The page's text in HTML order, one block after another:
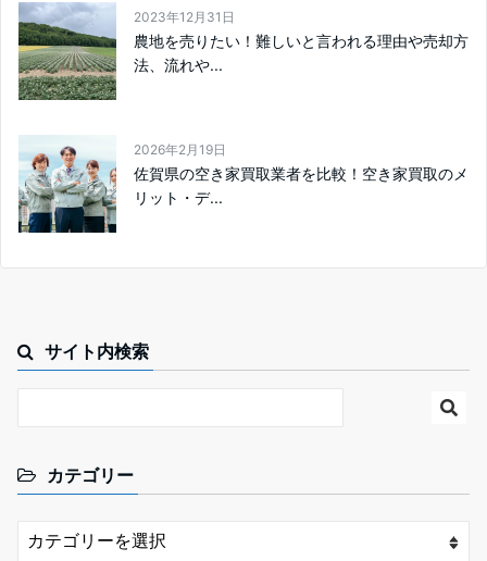
2023年12月31日
農地を売りたい！難しいと言われる理由や売却方
法、流れや...
2026年2月19日
佐賀県の空き家買取業者を比較！空き家買取のメ
リット・デ...
サイト内検索
カテゴリー